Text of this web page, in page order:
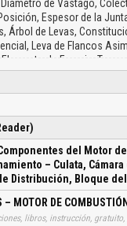
de Vástago,
Espesor de la
Árbol de Levas,
Leva de Flancos
de Empuje,
de Rodillo, Dispositivos
de Válvulas
de la Distribución,
Accionadas, DOHC,
Fuerzas en el Tren
La Bancada,
Formación de los
de Aleación
de Refrigeración,
de Pistones,
Tipos de Pistones,
del Motor
– Culata,
Distribución, Bloque
– MOTOR DE